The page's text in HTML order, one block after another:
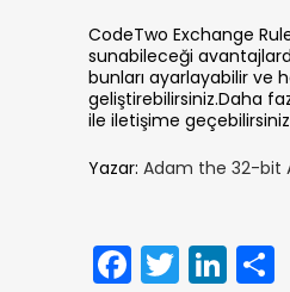
CodeTwo Exchange
sunabileceği
bunları ayarlayabilir ve
geliştirebilirsiniz.Daha
ile iletişime
Yazar: Adam the 32-bit
Facebook
Twitter